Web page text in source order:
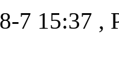
7 15:37 ,